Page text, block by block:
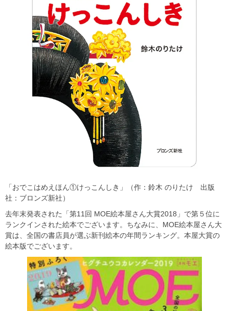
「おでこはめえほん①けっこんしき」（作：鈴木 のりたけ 出版
社：ブロンズ新社）
去年末発表された「第11回 MOE絵本屋さん大賞2018」で第５位に
ランクインされた絵本でございます。ちなみに、MOE絵本屋さん大
賞は、全国の書店員が選ぶ新刊絵本の年間ランキング。本屋大賞の
絵本版でございます。